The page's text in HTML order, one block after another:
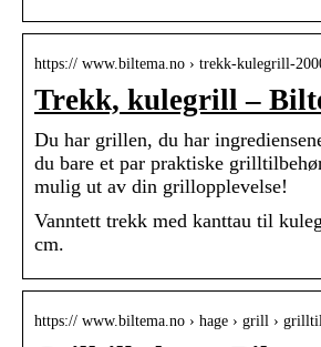
https:// www.biltema.no › trekk-kulegrill-
Trekk, kulegrill –
Du har grillen, du har
du bare et par praktiske
mulig ut av din grillopplevelse!
Vanntett trekk med kanttau til
cm.
https:// www.biltema.no › hage › grill ›